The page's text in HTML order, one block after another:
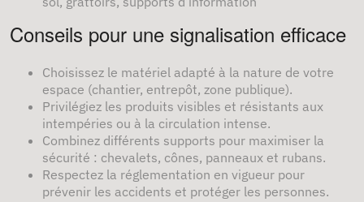
Conseils pour une signalisation efficace
Choisissez le matériel adapté à la nature de votre
espace (chantier, entrepôt, zone publique).
Privilégiez les produits visibles et résistants aux
intempéries ou à la circulation intense.
Combinez différents supports pour maximiser la
sécurité : chevalets, cônes, panneaux et rubans.
Respectez la réglementation en vigueur pour
prévenir les accidents et protéger les personnes.